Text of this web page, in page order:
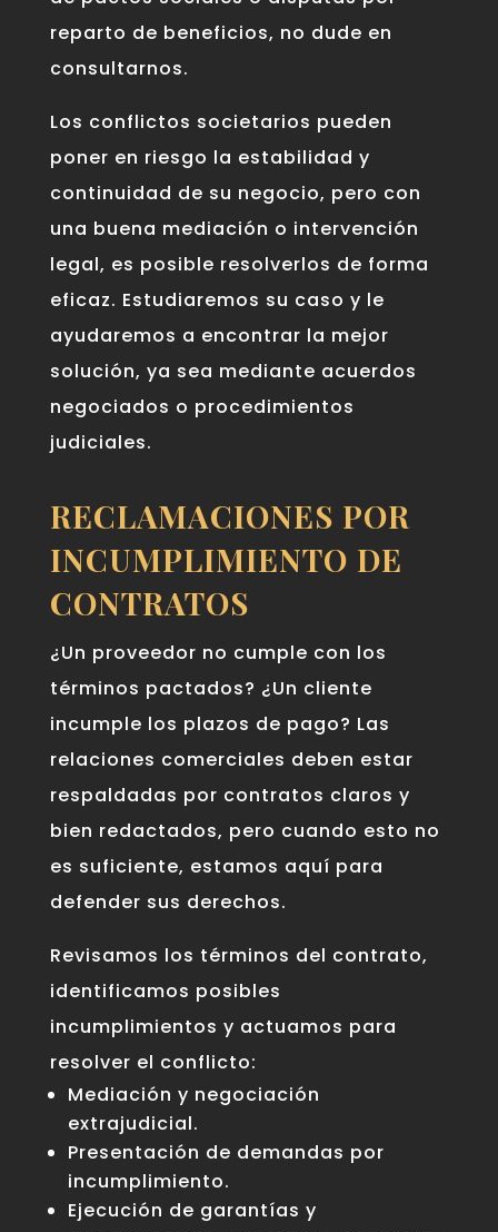
reparto de beneficios, no dude en
consultarnos.
Los conflictos societarios pueden
poner en riesgo la estabilidad y
continuidad de su negocio, pero con
una buena mediación o intervención
legal, es posible resolverlos de forma
eficaz. Estudiaremos su caso y le
ayudaremos a encontrar la mejor
solución, ya sea mediante acuerdos
negociados o procedimientos
judiciales.
RECLAMACIONES POR
INCUMPLIMIENTO DE
CONTRATOS
¿Un proveedor no cumple con los
términos pactados? ¿Un cliente
incumple los plazos de pago? Las
relaciones comerciales deben estar
respaldadas por contratos claros y
bien redactados, pero cuando esto no
es suficiente, estamos aquí para
defender sus derechos.
Revisamos los términos del contrato,
identificamos posibles
incumplimientos y actuamos para
resolver el conflicto:
Mediación y negociación
extrajudicial.
Presentación de demandas por
incumplimiento.
Ejecución de garantías y